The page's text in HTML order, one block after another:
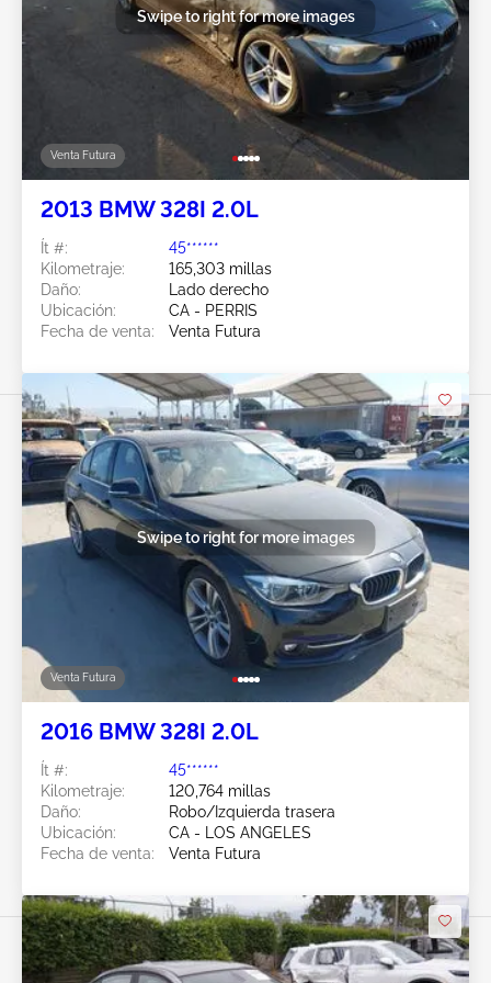
Venta Futura
Swipe to right for more images
2013 BMW 328I 2.0L
Ít #:
45******
Kilometraje:
165,303 millas
Daño:
Lado derecho
Ubicación:
CA - PERRIS
Fecha de venta:
Venta Futura
Venta Futura
Swipe to right for more images
2016 BMW 328I 2.0L
Ít #:
45******
Kilometraje:
120,764 millas
Daño:
Robo/Izquierda trasera
Ubicación:
CA - LOS ANGELES
Fecha de venta:
Venta Futura